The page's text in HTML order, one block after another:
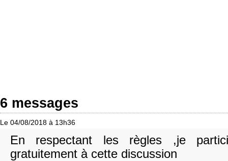
6 messages
Le 04/08/2018 à 13h36
En respectant les règles ,je
gratuitement à cette discussion